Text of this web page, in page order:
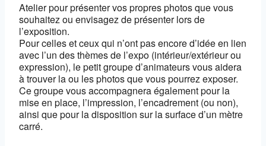
Atelier pour présenter vos propres photos que vous
souhaitez ou envisagez de présenter lors de
l’exposition.
Pour celles et ceux qui n’ont pas encore d’idée en lien
avec l’un des thèmes de l’expo (intérieur/extérieur ou
expression), le petit groupe d’animateurs vous aidera
à trouver la ou les photos que vous pourrez exposer.
Ce groupe vous accompagnera également pour la
mise en place, l’impression, l’encadrement (ou non),
ainsi que pour la disposition sur la surface d’un mètre
carré.